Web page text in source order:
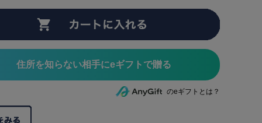
住所を知らない相手にeギフトで贈る
のeギフトとは？